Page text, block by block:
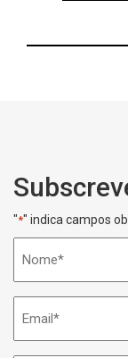
"*" indica campos